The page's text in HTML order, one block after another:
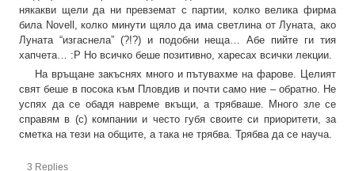
някакви щели да ни превземат с партии, колко велика фирма
била Novell, колко минути щяло да има светлина от Луната, ако
Луната “изгаснела” (?!?) и подобни неща… Абе пийте ги тия
хапчета… :P Но всичко беше позитивно, харесах всички лекции.
На връщане закъснях много и пътувахме на фарове. Целият
свят беше в посока към Пловдив и почти само ние – обратно. Не
успях да се обадя навреме вкъщи, а трябваше. Много зле се
справям в (с) компании и често губя своите си приоритети, за
сметка на тези на общите, а така не трябва. Трябва да се науча.
3 Replies